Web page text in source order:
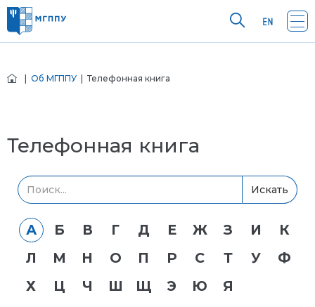
Об МГППУ | Телефонная книга
Телефонная книга
Искать
А Б В Г Д Е Ж З И
К
Л
М Н О П Р С Т У
Ф
Х
Ц Ч Ш Щ Э Ю Я